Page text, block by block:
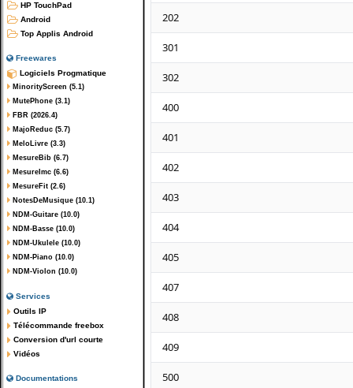
HP TouchPad
Android
Top Applis Android
Freewares
Logiciels Progmatique
MinorityScreen (5.1)
MutePhone (3.1)
FBR (2026.4)
MajoReduc (5.7)
MeloLivre (3.3)
MesureBib (6.7)
MesureImc (6.6)
MesureFit (2.6)
NotesDeMusique (10.1)
NDM-Guitare (10.0)
NDM-Basse (10.0)
NDM-Ukulele (10.0)
NDM-Piano (10.0)
NDM-Violon (10.0)
Services
Outils IP
Télécommande freebox
Conversion d'url courte
Vidéos
Documentations
202
301
302
400
401
402
403
404
405
407
408
409
500